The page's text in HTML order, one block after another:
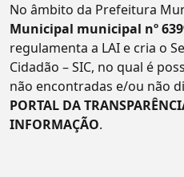
No âmbito da Prefeitura
Municipal municipal nº
regulamenta a LAI e cria o
Cidadão – SIC, no qual é
não encontradas e/ou não
PORTAL DA
INFORMAÇÃO.